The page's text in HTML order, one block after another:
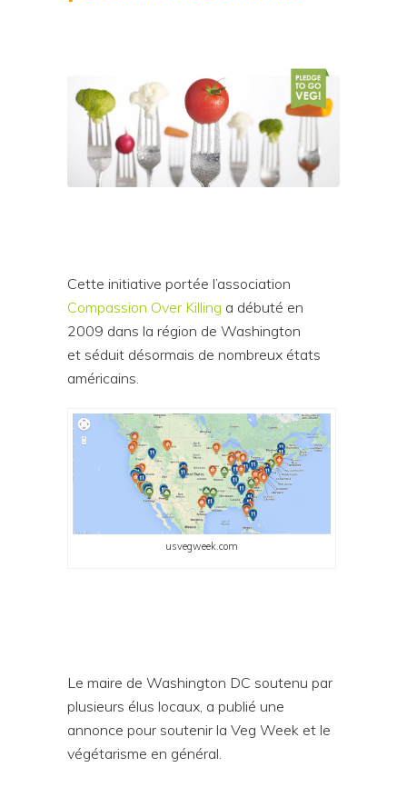
Cette initiative portée l’association
Compassion Over Killing a débuté en
2009 dans la région de Washington
et séduit désormais de nombreux états
américains.
usvegweek.com
Le maire de Washington DC soutenu par
plusieurs élus locaux, a publié une
annonce pour soutenir la Veg Week et le
végétarisme en général.